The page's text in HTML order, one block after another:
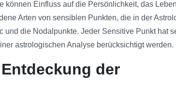
können Einfluss auf die Persönlichkeit, das Leben
Arten von sensiblen Punkten, die in der
und die Nodalpunkte. Jeder Sensitive Punkt hat
astrologischen Analyse berücksichtigt werden.
der